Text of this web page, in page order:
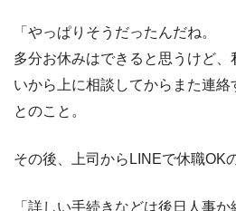
「やっぱりそうだったんだね。
多分お休みはできると思うけど
いから上に相談してからまた連絡
とのこと。
その後、上司からLINEで休職OK
「詳しい手続きなどは後日人事